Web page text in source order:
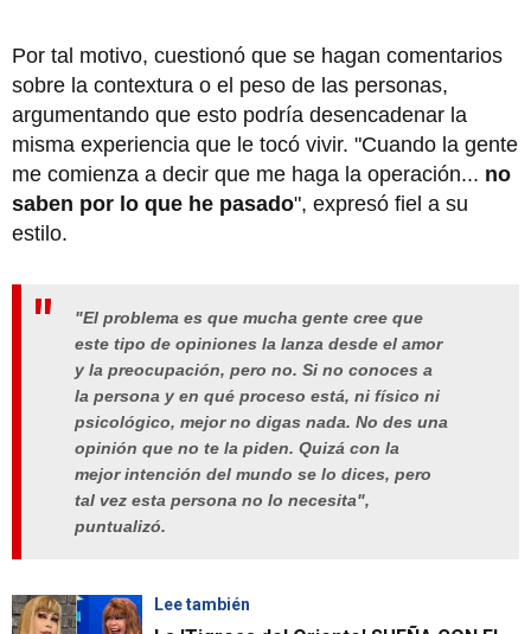
Por tal motivo, cuestionó que se hagan comentarios
sobre la contextura o el peso de las personas,
argumentando que esto podría desencadenar la
misma experiencia que le tocó vivir. "Cuando la gente
me comienza a decir que me haga la operación... no
saben por lo que he pasado", expresó fiel a su
estilo.
"El problema es que mucha gente cree que
este tipo de opiniones la lanza desde el amor
y la preocupación, pero no. Si no conoces a
la persona y en qué proceso está, ni físico ni
psicológico, mejor no digas nada. No des una
opinión que no te la piden. Quizá con la
mejor intención del mundo se lo dices, pero
tal vez esta persona no lo necesita",
puntualizó.
Lee también